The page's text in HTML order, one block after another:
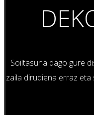
Soiltasuna dago gure
zaila dirudiena erraz eta